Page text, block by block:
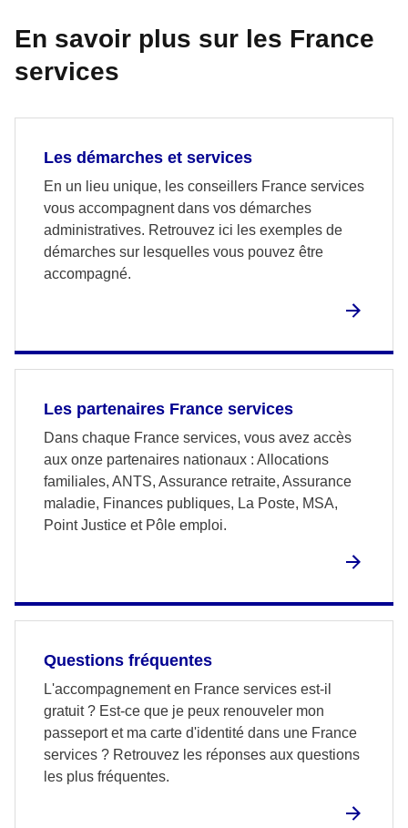
En savoir plus sur les France
services
Les démarches et services
En un lieu unique, les conseillers France services
vous accompagnent dans vos démarches
administratives. Retrouvez ici les exemples de
démarches sur lesquelles vous pouvez être
accompagné.
Les partenaires France services
Dans chaque France services, vous avez accès
aux onze partenaires nationaux : Allocations
familiales, ANTS, Assurance retraite, Assurance
maladie, Finances publiques, La Poste, MSA,
Point Justice et Pôle emploi.
Questions fréquentes
L'accompagnement en France services est-il
gratuit ? Est-ce que je peux renouveler mon
passeport et ma carte d'identité dans une France
services ? Retrouvez les réponses aux questions
les plus fréquentes.